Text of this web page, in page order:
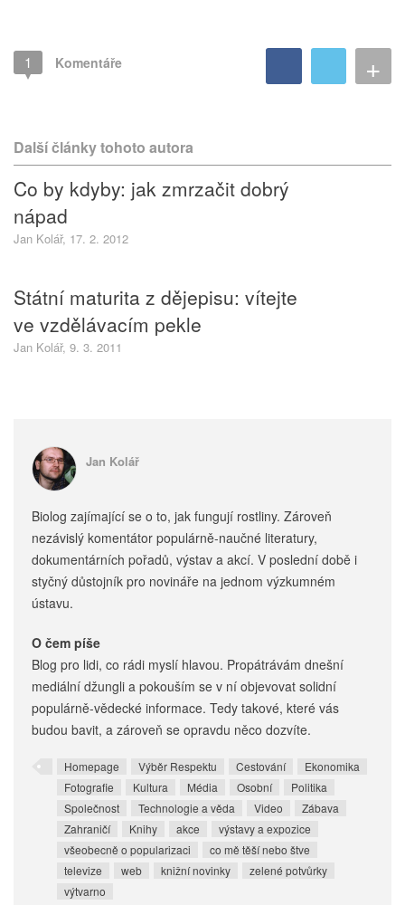
1 Komentáře +
Další články tohoto autora
Co by kdyby: jak zmrzačit dobrý
nápad
Jan Kolář, 17. 2. 2012
Státní maturita z dějepisu: vítejte
ve vzdělávacím pekle
Jan Kolář, 9. 3. 2011
Jan Kolář
Biolog zajímající se o to, jak fungují rostliny. Zároveň
nezávislý komentátor populárně-naučné literatury,
dokumentárních pořadů, výstav a akcí. V poslední době i
styčný důstojník pro novináře na jednom výzkumném
ústavu.
O čem píše
Blog pro lidi, co rádi myslí hlavou. Propátrávám dnešní
mediální džungli a pokouším se v ní objevovat solidní
populárně-vědecké informace. Tedy takové, které vás
budou bavit, a zároveň se opravdu něco dozvíte.
Homepage Výběr Respektu Cestování
Ekonomika
Fotografie
Kultura Média Osobní
Politika
Společnost
Technologie a věda Video
Zábava
Zahraničí
Knihy akce
výstavy a expozice
všeobecně o popularizaci
co mě těší nebo štve
televize
web knižní novinky
zelené potvůrky
výtvarno